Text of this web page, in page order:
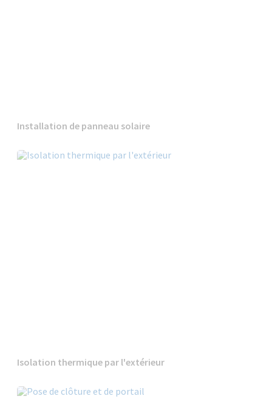
Installation de panneau solaire
Isolation thermique par l'extérieur